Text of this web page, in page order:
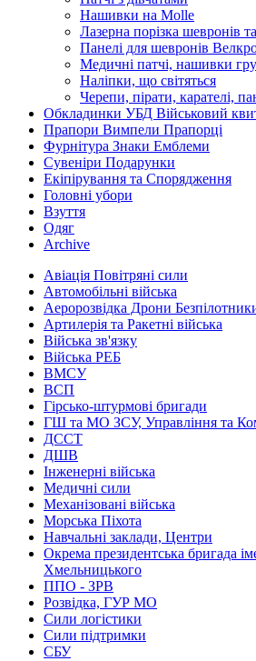
Нашивки на Molle
Лазерна порізка шевронів
Панелі для шевронів
Медичні патчі, нашивки
Наліпки, що світяться
Черепи, пірати, карателі,
Обкладинки УБД Військовий
Прапори Вимпели Прапорці
Фурнітура Знаки Емблеми
Сувеніри Подарунки
Екіпірування та Спорядження
Головні убори
Взуття
Одяг
Archive
Авіація Повітряні сили
Автомобільні війська
Аеророзвідка Дрони
Артилерія та Ракетні війська
Війська зв'язку
Війська РЕБ
ВМСУ
ВСП
Гірсько-штурмові бригади
ГШ та МО ЗСУ, Управління та
ДССТ
ДШВ
Інженерні війська
Медичні сили
Механізовані війська
Морська Піхота
Навчальні заклади, Центри
Окрема президентська бригада
Хмельницького
ППО - ЗРВ
Розвідка, ГУР МО
Сили логістики
Сили підтримки
СБУ